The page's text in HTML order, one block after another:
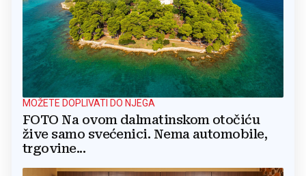
MOŽETE DOPLIVATI DO NJEGA
FOTO Na ovom dalmatinskom otočiću
žive samo svećenici. Nema automobile,
trgovine...